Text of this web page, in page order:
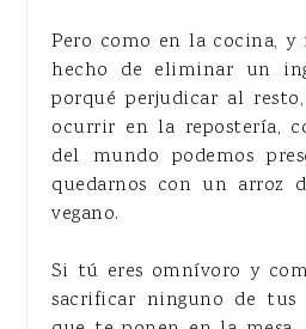
Pero como en la cocina, y
hecho de eliminar un
porqué perjudicar al
ocurrir en la repostería,
del mundo podemos
quedarnos con un arroz
vegano.
Si tú eres omnívoro y
sacrificar ninguno de